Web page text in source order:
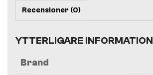
Recensioner (0)
YTTERLIGARE INFORMATION
Brand